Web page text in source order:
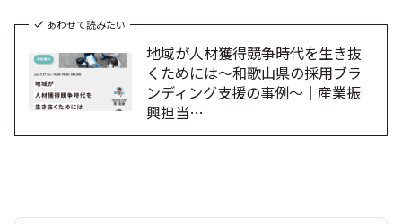
あわせて読みたい
地域が人材獲得競争時代を生き抜
くためには～和歌山県の採用ブラ
ンディング支援の事例～｜産業振
興担当…